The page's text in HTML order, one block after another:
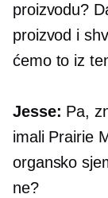
proizvodu?
proizvod i
ćemo to iz
Jesse: Pa,
imali Prairie
organsko
ne?